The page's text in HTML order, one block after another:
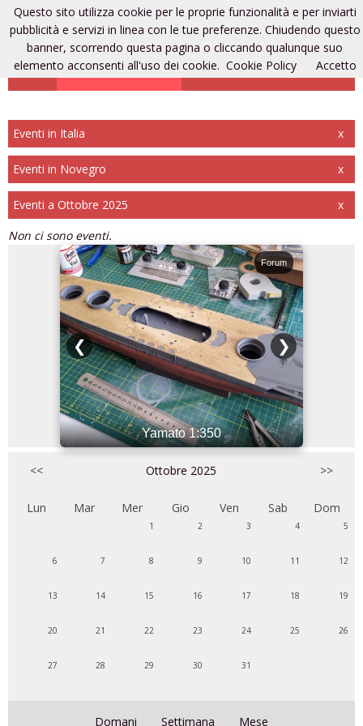
Eventi di modellismo
Aggiungi un evento Entra Registrati
Eventi in Italia x
Eventi in Novegro x
Eventi a Ottobre 2025
x
Non ci sono eventi.
Forum
Yamato 1:350
❮ ❯
<< Ottobre 2025 >>
Lun Mar Mer Gio Ven Sab Dom
1 2 3 4 5
6 7 8 9 10 11 12
13 14 15 16 17 18 19
20 21 22 23 24 25 26
27 28 29 30 31
Domani Settimana Mese
Questo sito utilizza cookie per le proprie funzionalità e per inviarti
pubblicità e servizi in linea con le tue preferenze. Chiudendo questo
banner, scorrendo questa pagina o cliccando qualunque suo
elemento acconsenti all'uso dei cookie. Cookie Policy Accetto